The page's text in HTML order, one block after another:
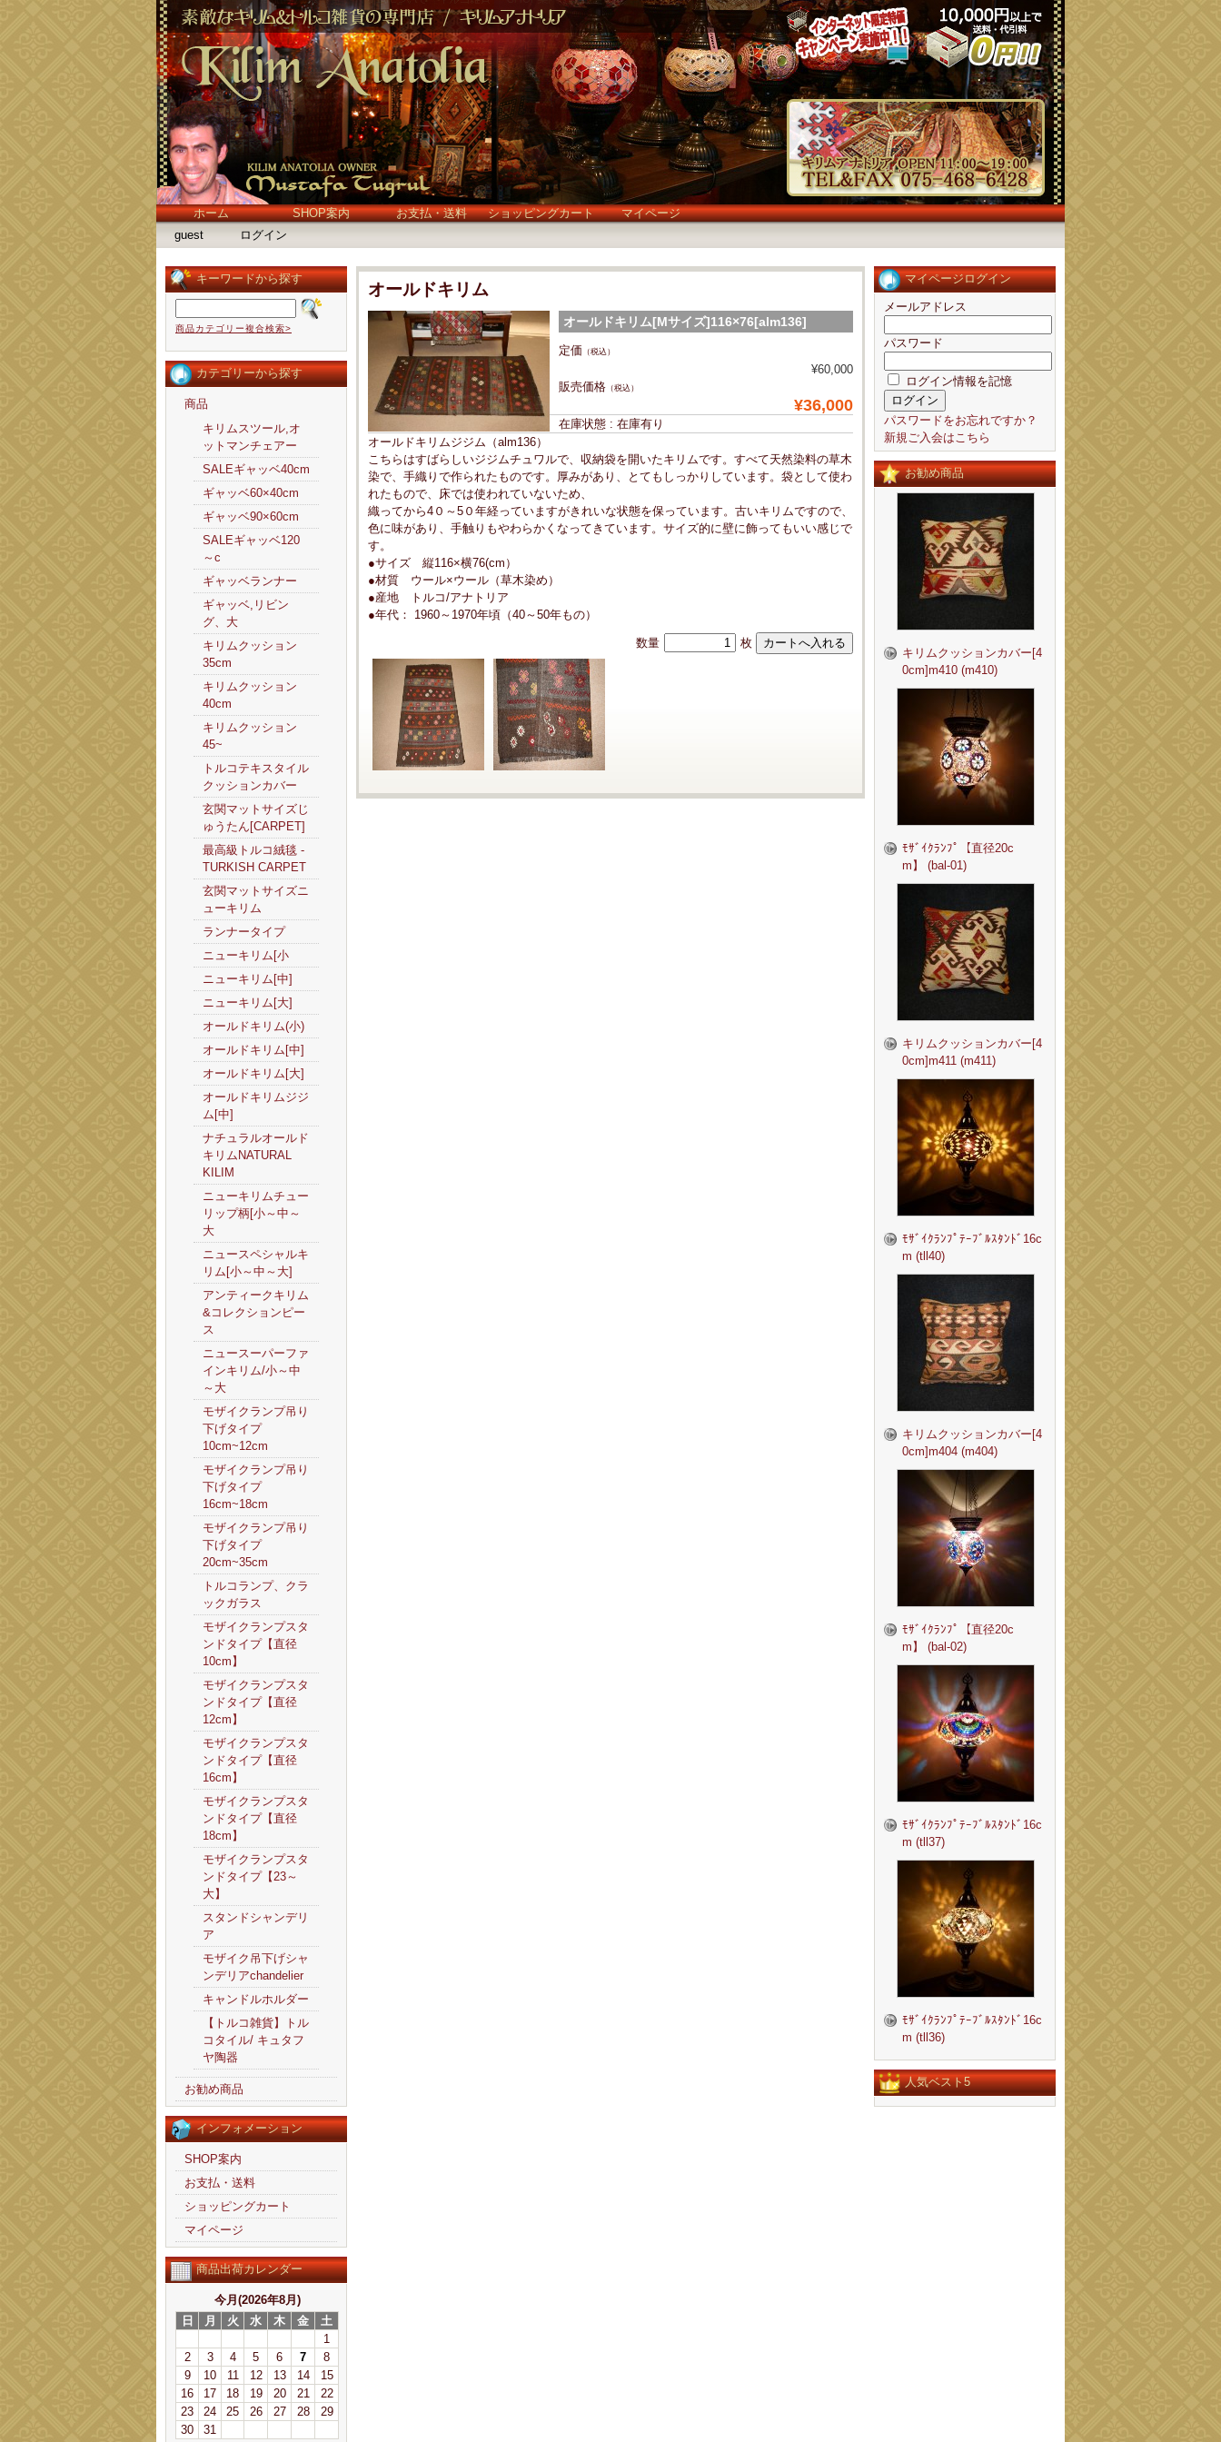
ホーム SHOP案内 お支払・送料 ショッピングカート
マイページ
guest
ログイン
キーワードから探す
商品カテゴリー複合検索>
カテゴリーから探す
商品
キリムスツール,オ
ットマンチェアー
SALEギャッベ40cm
ギャッベ60×40cm
ギャッベ90×60cm
SALEギャッベ120
～c
ギャッベランナー
ギャッベ,リビン
グ、大
キリムクッション
35cm
キリムクッション
40cm
キリムクッション
45~
トルコテキスタイル
クッションカバー
玄関マットサイズじ
ゅうたん[CARPET]
最高級トルコ絨毯 -
TURKISH CARPET
玄関マットサイズニ
ューキリム
ランナータイプ
ニューキリム[小
ニューキリム[中]
ニューキリム[大]
オールドキリム(小)
オールドキリム[中]
オールドキリム[大]
オールドキリムジジ
ム[中]
ナチュラルオールド
キリムNATURAL
KILIM
ニューキリムチュー
リップ柄[小～中～
大
ニュースペシャルキ
リム[小～中～大]
アンティークキリム
&コレクションピー
ス
ニュースーパーファ
インキリム/小～中
～大
モザイクランプ吊り
下げタイプ
10cm~12cm
モザイクランプ吊り
下げタイプ
16cm~18cm
モザイクランプ吊り
下げタイプ
20cm~35cm
トルコランプ、クラ
ックガラス
モザイクランプスタ
ンドタイプ【直径
10cm】
モザイクランプスタ
ンドタイプ【直径
12cm】
モザイクランプスタ
ンドタイプ【直径
16cm】
モザイクランプスタ
ンドタイプ【直径
18cm】
モザイクランプスタ
ンドタイプ【23～
大】
スタンドシャンデリ
ア
モザイク吊下げシャ
ンデリアchandelier
キャンドルホルダー
【トルコ雑貨】トル
コタイル/ キュタフ
ヤ陶器
お勧め商品
インフォメーション
SHOP案内
お支払・送料
ショッピングカート
マイページ
商品出荷カレンダー
今月(2026年8月)
日
月 火 水 木 金
土
1
2
3 4 5 6 7
8
9
10 11 12 13 14
15
16
17 18 19 20 21
22
23
24 25 26 27 28
29
30
31
マイページログイン
メールアドレス
パスワード
ログイン情報を記憶
パスワードをお忘れですか？
新規ご入会はこちら
お勧め商品
キリムクッションカバー[4
0cm]m410 (m410)
ﾓｻﾞｲｸﾗﾝﾌﾟ【直径20c
m】 (bal-01)
キリムクッションカバー[4
0cm]m411 (m411)
ﾓｻﾞｲｸﾗﾝﾌﾟﾃｰﾌﾞﾙｽﾀﾝﾄﾞ16c
m (tll40)
キリムクッションカバー[4
0cm]m404 (m404)
ﾓｻﾞｲｸﾗﾝﾌﾟ【直径20c
m】 (bal-02)
ﾓｻﾞｲｸﾗﾝﾌﾟﾃｰﾌﾞﾙｽﾀﾝﾄﾞ16c
m (tll37)
ﾓｻﾞｲｸﾗﾝﾌﾟﾃｰﾌﾞﾙｽﾀﾝﾄﾞ16c
m (tll36)
人気ベスト5
オールドキリム
オールドキリム[Mサイズ]116×76[alm136]
定価 （税込）
¥60,000
販売価格 （税込）
¥36,000
在庫状態 : 在庫有り
オールドキリムジジム（alm136）
こちらはすばらしいジジムチュワルで、収納袋を開いたキリムです。すべて天然染料の草木
染で、手織りで作られたものです。厚みがあり、とてもしっかりしています。袋として使わ
れたもので、床では使われていないため、
織ってから4０～5０年経っていますがきれいな状態を保っています。古いキリムですので、
色に味があり、手触りもやわらかくなってきています。サイズ的に壁に飾ってもいい感じで
す。
●サイズ 縦116×横76(cm）
●材質 ウール×ウール（草木染め）
●産地 トルコ/アナトリア
●年代： 1960～1970年頃（40～50年もの）
数量 枚